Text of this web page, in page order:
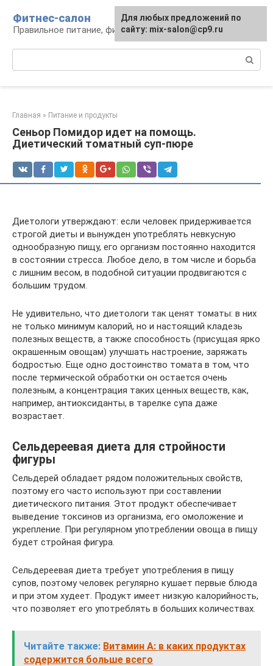
контенту
Фитнес-салон
Правильное питание, фитнес, образ жизни
Главная » Питание и продукты
Сеньор Помидор идет на помощь.
Диетический томатный суп-пюре
Диетологи утверждают: если человек придерживается
строгой диеты и вынужден употреблять невкусную
однообразную пищу, его организм постоянно находится
в состоянии стресса. Любое дело, в том числе и борьба
с лишним весом, в подобной ситуации продвигаются с
большим трудом.
Не удивительно, что диетологи так ценят томаты: в них
не только минимум калорий, но и настоящий кладезь
полезных веществ, а также способность (присущая ярко
окрашенным овощам) улучшать настроение, заряжать
бодростью. Еще одно достоинство томата в том, что
после термической обработки он остается очень
полезным, а концентрация таких ценных веществ, как,
например, антиоксиданты, в тарелке супа даже
возрастает.
Сельдереевая диета для стройности
фигуры
Сельдерей обладает рядом положительных свойств,
поэтому его часто используют при составлении
диетического питания. Этот продукт обеспечивает
выведение токсинов из организма, его омоложение и
укрепление. При регулярном употреблении овоща в пищу
будет стройная фигура.
Сельдереевая диета требует употребления в пищу
супов, поэтому человек регулярно кушает первые блюда
и при этом худеет. Продукт имеет низкую калорийность,
что позволяет его употреблять в больших количествах.
Читайте также: Витамин А: в каких продуктах
содержится больше всего
Для любых предложений по
сайту: mix-salon@cp9.ru